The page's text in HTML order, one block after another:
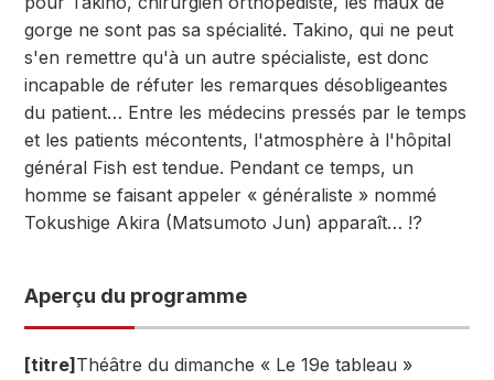
gorge ne sont pas sa spécialité. Takino, qui ne peut
s'en remettre qu'à un autre spécialiste, est donc
incapable de réfuter les remarques désobligeantes
du patient… Entre les médecins pressés par le temps
et les patients mécontents, l'atmosphère à l'hôpital
général Fish est tendue. Pendant ce temps, un
homme se faisant appeler « généraliste » nommé
Tokushige Akira (Matsumoto Jun) apparaît… !?
Aperçu du programme
[titre]Théâtre du dimanche « Le 19e tableau »